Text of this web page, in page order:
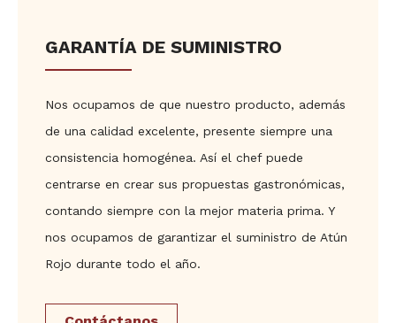
GARANTÍA DE SUMINISTRO
Nos ocupamos de que nuestro producto, además
de una calidad excelente, presente siempre una
consistencia homogénea. Así el chef puede
centrarse en crear sus propuestas gastronómicas,
contando siempre con la mejor materia prima. Y
nos ocupamos de garantizar el suministro de Atún
Rojo durante todo el año.